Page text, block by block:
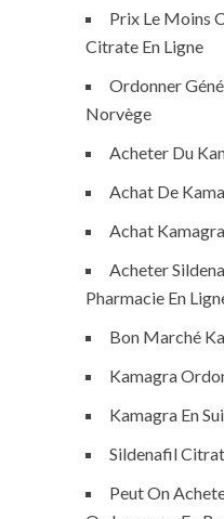
Prix Le Moins
Citrate En Ligne
Ordonner
Norvège
Acheter Du
Achat De
Achat
Acheter
Pharmacie En
Bon Marché
Kamagra
Kamagra En
Sildenafil
Peut On